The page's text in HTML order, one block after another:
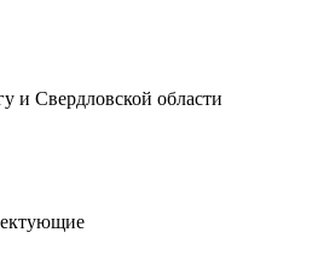
и Свердловской области